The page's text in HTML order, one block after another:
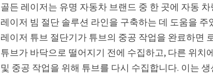
골든 레이저는 유명 자동차 브랜드 중 한 곳에 자동
레이저 빔 절단 솔루션 라인을 구축하는 데 도움을 주
레이저 튜브 절단기가 튜브의 중공 작업을 완료하면
튜브가 바닥으로 떨어지기 전에 수집하고, 다른 위치
및 중공 작업을 위해 튜브를 다시 수집합니다. 이는